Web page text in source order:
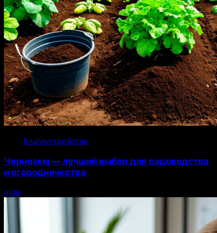
благоустройство
Чернозем — лучший выбор для садоводства
и огородничества
olga